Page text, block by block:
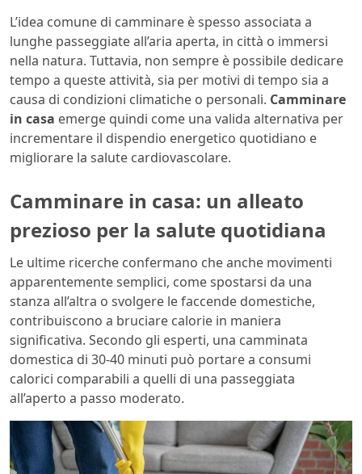
L’idea comune di camminare è spesso associata a
lunghe passeggiate all’aria aperta, in città o immersi
nella natura. Tuttavia, non sempre è possibile dedicare
tempo a queste attività, sia per motivi di tempo sia a
causa di condizioni climatiche o personali. Camminare
in casa emerge quindi come una valida alternativa per
incrementare il dispendio energetico quotidiano e
migliorare la salute cardiovascolare.
Camminare in casa: un alleato
prezioso per la salute quotidiana
Le ultime ricerche confermano che anche movimenti
apparentemente semplici, come spostarsi da una
stanza all’altra o svolgere le faccende domestiche,
contribuiscono a bruciare calorie in maniera
significativa. Secondo gli esperti, una camminata
domestica di 30-40 minuti può portare a consumi
calorici comparabili a quelli di una passeggiata
all’aperto a passo moderato.